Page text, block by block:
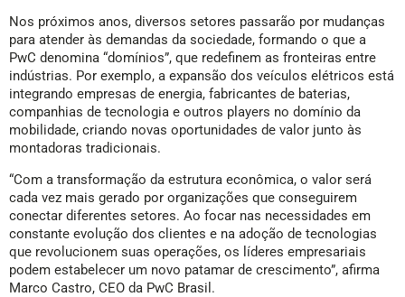
Nos próximos anos, diversos setores passarão por mudanças
para atender às demandas da sociedade, formando o que a
PwC denomina “domínios”, que redefinem as fronteiras entre
indústrias. Por exemplo, a expansão dos veículos elétricos está
integrando empresas de energia, fabricantes de baterias,
companhias de tecnologia e outros players no domínio da
mobilidade, criando novas oportunidades de valor junto às
montadoras tradicionais.
“Com a transformação da estrutura econômica, o valor será
cada vez mais gerado por organizações que conseguirem
conectar diferentes setores. Ao focar nas necessidades em
constante evolução dos clientes e na adoção de tecnologias
que revolucionem suas operações, os líderes empresariais
podem estabelecer um novo patamar de crescimento”, afirma
Marco Castro, CEO da PwC Brasil.